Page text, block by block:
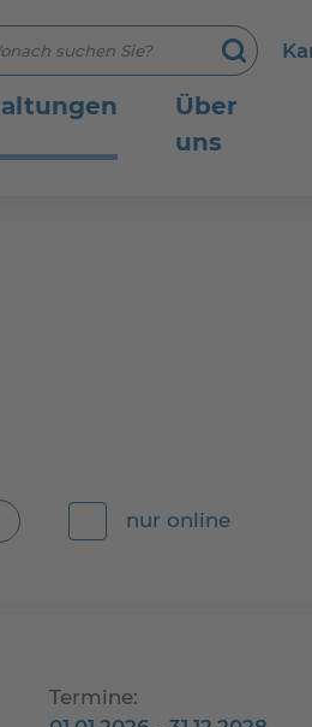
eingeben
Suchen
Über
uns
nur online
Termine: